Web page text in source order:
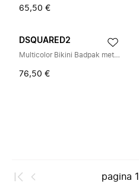
65,50 €
DSQUARED2
Multicolor Bikini Badpak met Logo
76,50 €
pagina 1